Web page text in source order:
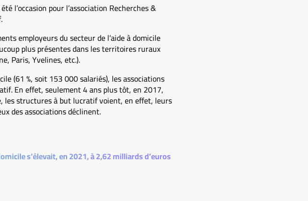
l’occasion pour l’association Recherches &
employeurs du secteur de l’aide à domicile
plus présentes dans les territoires ruraux
Paris, Yvelines, etc.).
(61 %, soit 153 000 salariés), les associations
En effet, seulement 4 ans plus tôt, en 2017,
les structures à but lucratif voient, en effet, leurs
des associations déclinent.
s’élevait, en 2021, à 2,62 milliards d’euros